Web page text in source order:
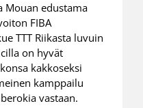
Mouan edustama
FIBA
TTT Riikasta luvuin
on hyvät
kakkoseksi
kamppailu
vastaan.